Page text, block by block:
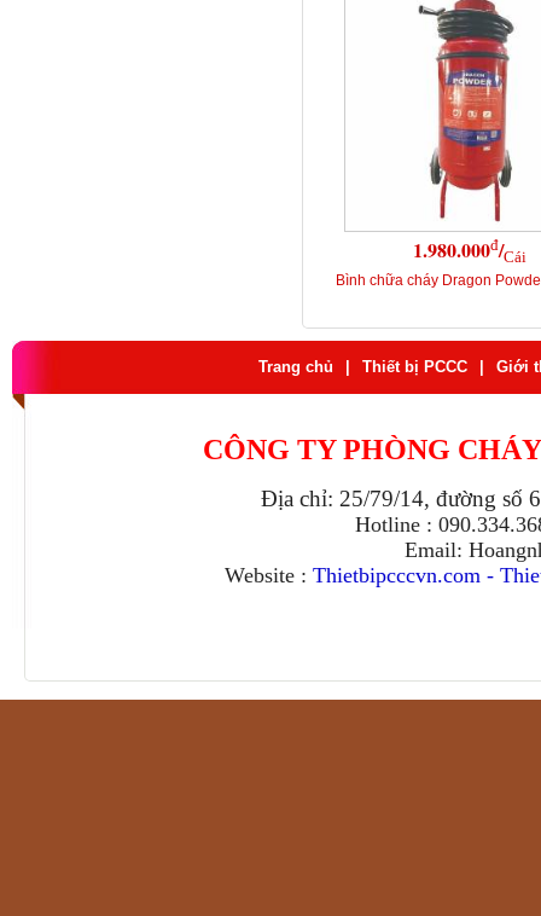
1.980.000đ/Cái
Bình chữa cháy Dragon
Trang chủ Thiết bị PCCC Giới
CÔNG TY PHÒNG
Địa chỉ: 25/79/14, đường số
Hotline :
Email:
Website : Thietbipcccvn.com -